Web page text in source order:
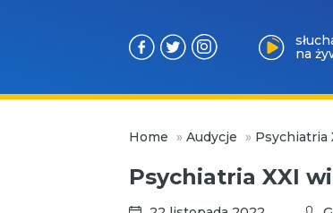
na
Home » Audycje » Psychiatria
Psychiatria XXI